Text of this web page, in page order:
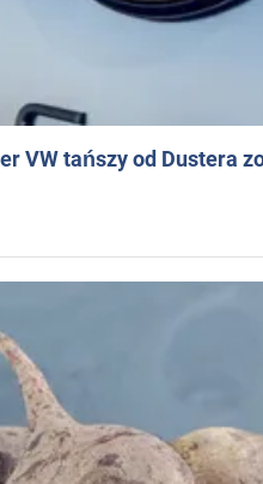
VW tańszy od Dustera